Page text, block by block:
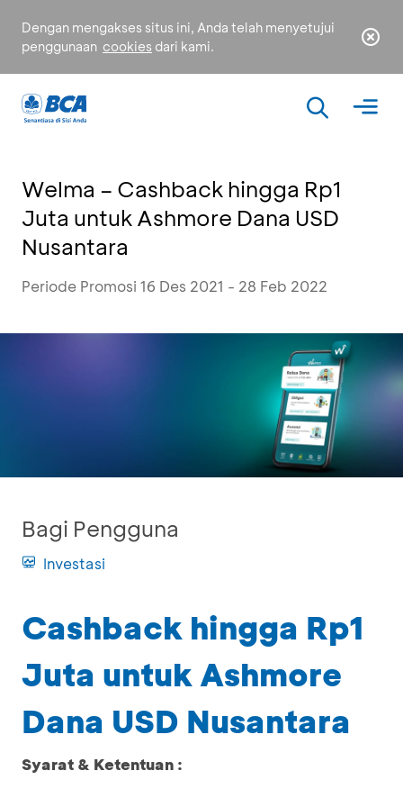
Dengan mengakses situs ini, Anda telah menyetujui
penggunaan cookies dari kami.
Welma – Cashback hingga Rp1
Juta untuk Ashmore Dana USD
Nusantara
Periode Promosi 16 Des 2021 - 28 Feb 2022
Bagi Pengguna
Investasi
Cashback hingga Rp1
Juta untuk Ashmore
Dana USD Nusantara
Syarat & Ketentuan :